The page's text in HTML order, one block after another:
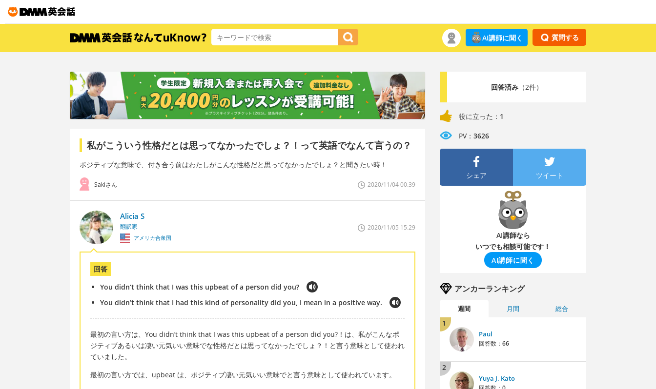
質問する
AI講師に聞く
私がこういう性格だとは思ってなかったでしょ？！って英語でなんて言うの？
ポジティブな意味で、付き合う前はわたしがこんな性格だと思ってなかったでしょ？と聞きたい時！
Sakiさん 2020/11/04 00:39
Alicia S
翻訳家
アメリカ合衆国
2020/11/05 15:29
回答
You didn’t think that I was this upbeat of a person did you?
You didn’t think that I had this kind of personality did you, I mean in a positive way.
最初の言い方は、You didn’t think that I was this upbeat of a person did you?！は、私がこんなポ
ジティブあるいは凄い元気いい意味でな性格だとは思ってなかったでしょ？！と言う意味として使われ
ていました。
最初の言い方では、upbeat は、ポジティブ凄い元気いい意味でと言う意味として使われています。
回答済み（2件）
役に立った： 1
PV： 3626
シェア ツイート
AI講師なら
いつでも相談可能です！
AI講師に聞く
アンカーランキング
週間 月間 総合
1
Paul
回答数： 66
2
Yuya J. Kato
回答数： 0